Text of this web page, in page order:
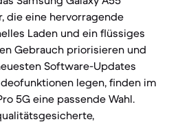
die eine hervorragende
Laden und ein flüssiges
Gebrauch priorisieren und
Software-Updates
legen, finden im
5G eine passende Wahl.